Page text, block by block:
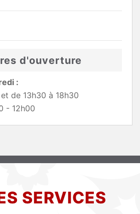
d'ouverture
:
de 13h30 à 18h30
- 12h00
SERVICES